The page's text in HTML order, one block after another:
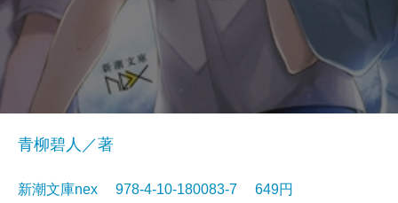
青柳碧人／著
新潮文庫nex 978-4-10-180083-7 649円